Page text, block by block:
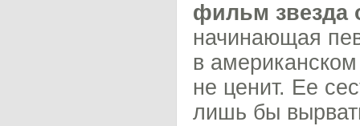
фильм звезда
начинающая
в американском
не ценит. Ее
лишь бы